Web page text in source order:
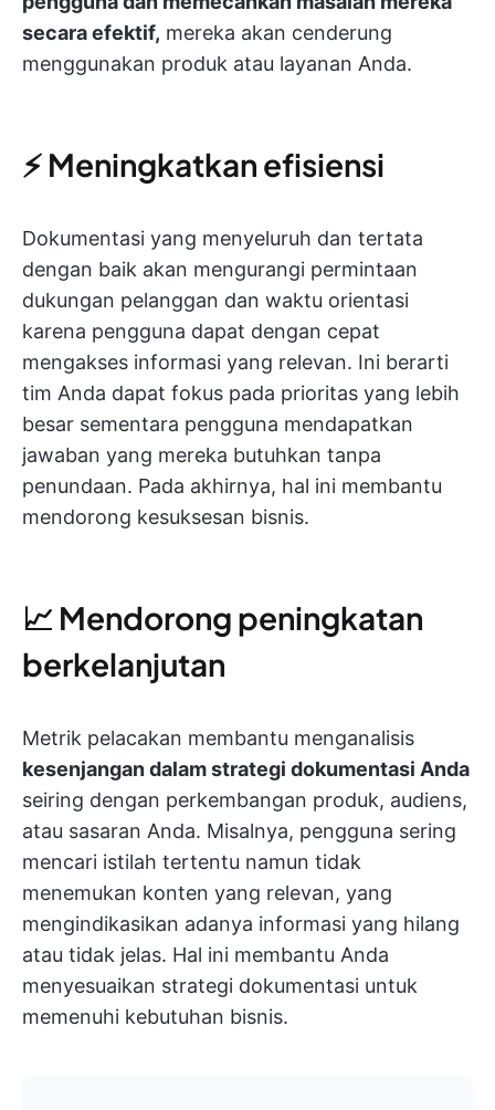
secara efektif, mereka akan cenderung
menggunakan produk atau layanan Anda.
⚡ Meningkatkan efisiensi
Dokumentasi yang menyeluruh dan tertata
dengan baik akan mengurangi permintaan
dukungan pelanggan dan waktu orientasi
karena pengguna dapat dengan cepat
mengakses informasi yang relevan. Ini berarti
tim Anda dapat fokus pada prioritas yang lebih
besar sementara pengguna mendapatkan
jawaban yang mereka butuhkan tanpa
penundaan. Pada akhirnya, hal ini membantu
mendorong kesuksesan bisnis.
📈 Mendorong peningkatan
berkelanjutan
Metrik pelacakan membantu menganalisis
kesenjangan dalam strategi dokumentasi Anda
seiring dengan perkembangan produk, audiens,
atau sasaran Anda. Misalnya, pengguna sering
mencari istilah tertentu namun tidak
menemukan konten yang relevan, yang
mengindikasikan adanya informasi yang hilang
atau tidak jelas. Hal ini membantu Anda
menyesuaikan strategi dokumentasi untuk
memenuhi kebutuhan bisnis.